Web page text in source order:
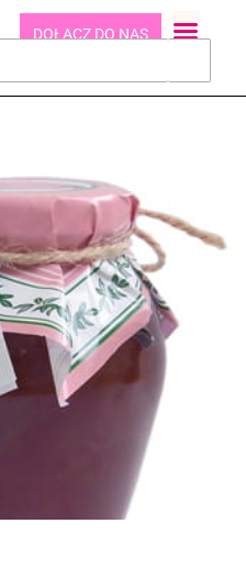
DOŁĄCZ DO NAS